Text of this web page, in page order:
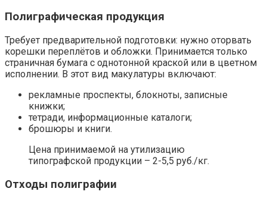
Полиграфическая продукция
Требует предварительной подготовки: нужно оторвать
корешки переплётов и обложки. Принимается только
страничная бумага с однотонной краской или в цветном
исполнении. В этот вид макулатуры включают:
рекламные проспекты, блокноты, записные
книжки;
тетради, информационные каталоги;
брошюры и книги.
Цена принимаемой на утилизацию
типографской продукции – 2-5,5 руб./кг.
Отходы полиграфии